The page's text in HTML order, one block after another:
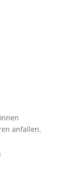
anfallen.